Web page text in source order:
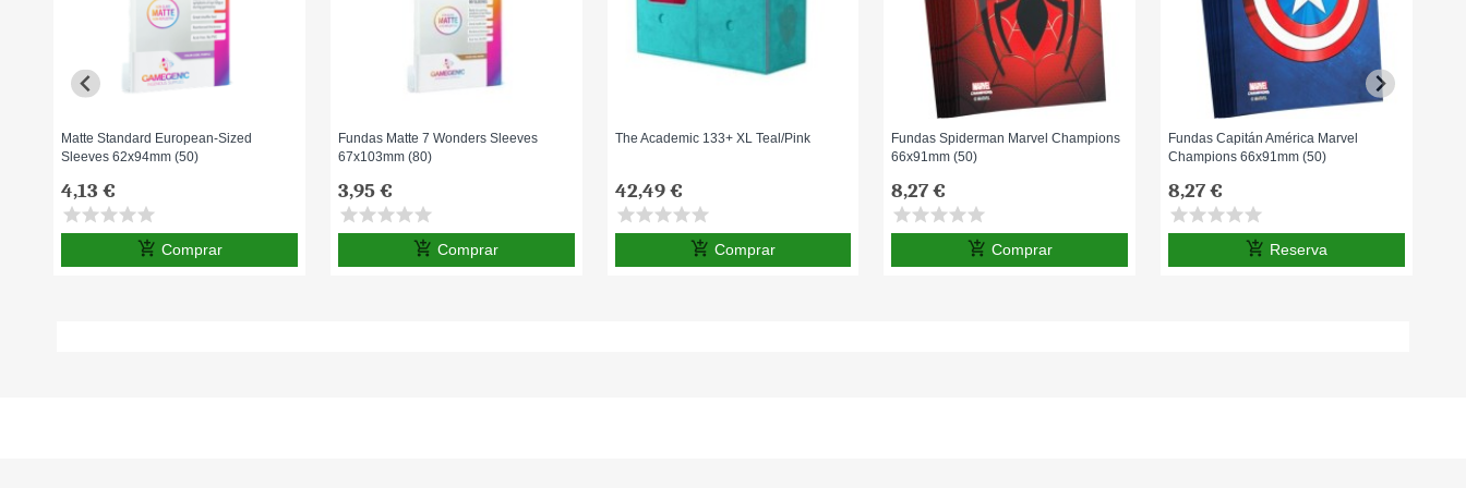
Matte Standard European-Sized
Sleeves 62x94mm (50)
4,13 €
starstarstarstarstar
add_shopping_cart Comprar
Fundas Matte 7 Wonders Sleeves
67x103mm (80)
3,95 €
starstarstarstarstar
add_shopping_cart Comprar
The Academic 133+ XL Teal/Pink
42,49 €
starstarstarstarstar
add_shopping_cart Comprar
Fundas Spiderman Marvel Champions
66x91mm (50)
8,27 €
starstarstarstarstar
add_shopping_cart Comprar
Fundas Capitán América Marvel
Champions 66x91mm (50)
8,27 €
starstarstarstarstar
add_shopping_cart Reserva